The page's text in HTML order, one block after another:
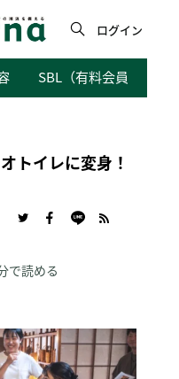
ログイン
SBL（有料会員向けサ
トイレに変身！
で読める